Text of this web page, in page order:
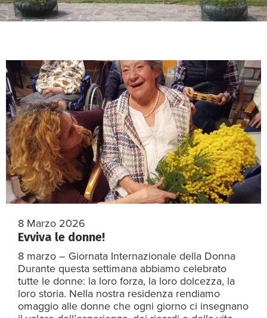
8 Marzo 2026
Evviva le donne!
8 marzo – Giornata Internazionale della Donna
Durante questa settimana abbiamo celebrato
tutte le donne: la loro forza, la loro dolcezza, la
loro storia. Nella nostra residenza rendiamo
omaggio alle donne che ogni giorno ci insegnano